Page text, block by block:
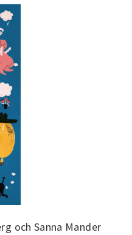
och Sanna Mander